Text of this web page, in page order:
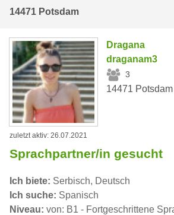
14471 Potsdam
Dragana
draganam3
3
14471 Potsdam
zuletzt aktiv: 26.07.2021
Sprachpartner/in gesucht
Ich biete: Serbisch, Deutsch
Ich suche: Spanisch
Niveau: von: B1 - Fortgeschrittene